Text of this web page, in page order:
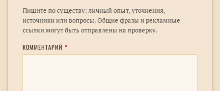
Пишите по существу: личный опыт, уточнения,
источники или вопросы. Общие фразы и рекламные
ссылки могут быть отправлены на проверку.
КОММЕНТАРИЙ *